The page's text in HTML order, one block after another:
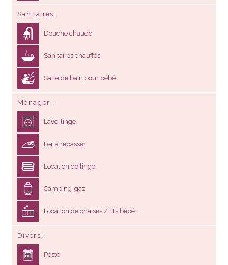
Douche chaude
Sanitaires chauffés
Salle de bain pour bébé
Ménager
Lave-linge
Fer à repasser
Location de linge
Camping-gaz
Location de chaises / lits bébé
Divers
Poste
Point Internet